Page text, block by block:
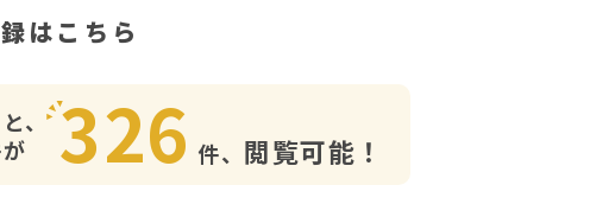
はこちら
、 326 件、 閲覧可能！